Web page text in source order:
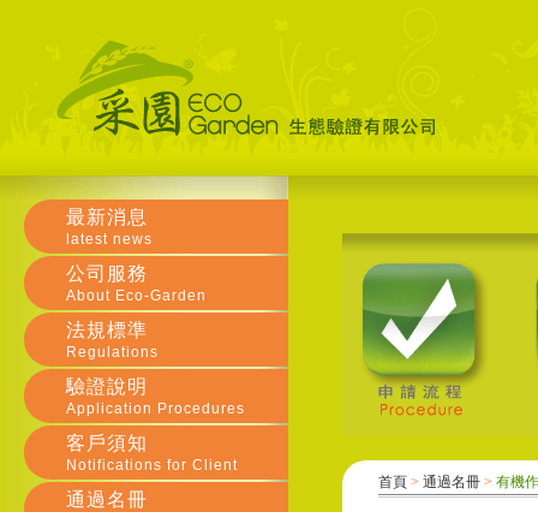
首頁 > 通過名冊 > 有機
最新消息
latest news
公司服務
About Eco-Garden
法規標準
Regulations
驗證說明
Application Procedures
客戶須知
Notifications for Client
通過名冊